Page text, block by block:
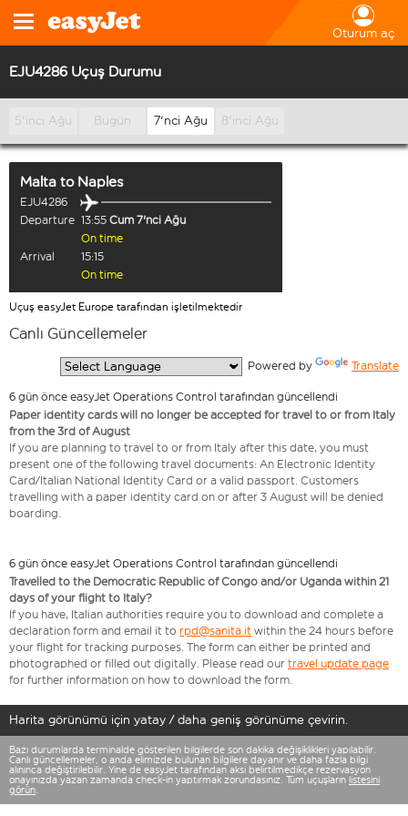
Oturum aç
EJU4286 Uçuş Durumu
5'inci Ağu Bugün 7'nci Ağu 8'inci Ağu
Malta to Naples
EJU4286
Departure 13:55 Cum 7'nci Ağu
On time
Arrival
15:15
On time
Uçuş easyJet Europe tarafından işletilmektedir
Canlı Güncellemeler
Powered by Translate
6 gün önce easyJet Operations Control tarafından güncellendi
Paper identity cards will no longer be accepted for travel to or from Italy
from the 3rd of August
If you are planning to travel to or from Italy after this date, you must
present one of the following travel documents: An Electronic Identity
Card/Italian National Identity Card or a valid passport. Customers
travelling with a paper identity card on or after 3 August will be denied
boarding.
6 gün önce easyJet Operations Control tarafından güncellendi
Travelled to the Democratic Republic of Congo and/or Uganda within 21
days of your flight to Italy?
If you have, Italian authorities require you to download and complete a
declaration form and email it to rpd@sanita.it within the 24 hours before
your flight for tracking purposes. The form can either be printed and
photographed or filled out digitally. Please read our travel update page
for further information on how to download the form.
Harita görünümü için yatay / daha geniş görünüme çevirin.
Bazı durumlarda terminalde gösterilen bilgilerde son dakika değişiklikleri yapılabilir.
Canlı güncellemeler, o anda elimizde bulunan bilgilere dayanır ve daha fazla bilgi
alınınca değiştirilebilir. Yine de easyJet tarafından aksi belirtilmedikçe rezervasyon
onayınızda yazan zamanda check-in yaptırmak zorundasınız. Tüm uçuşların listesini
görün.